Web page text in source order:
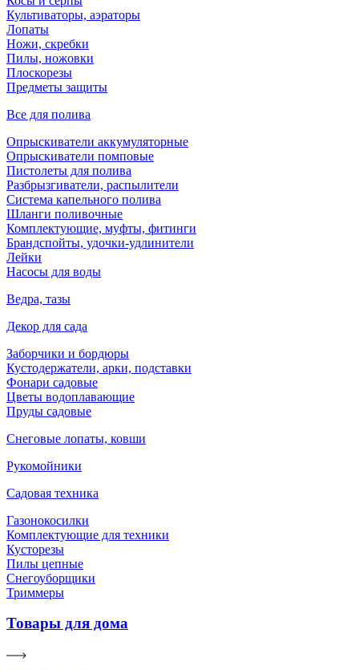
Культиваторы, аэраторы
Лопаты
Ножи, скребки
Пилы, ножовки
Плоскорезы
Предметы защиты
Все для полива
Опрыскиватели аккумуляторные
Опрыскиватели помповые
Пистолеты для полива
Разбрызгиватели, распылители
Система капельного полива
Шланги поливочные
Комплектующие, муфты, фитинги
Брандспойты, удочки-удлинители
Лейки
Насосы для воды
Ведра, тазы
Декор для сада
Заборчики и бордюры
Кустодержатели, арки, подставки
Фонари садовые
Цветы водоплавающие
Пруды садовые
Снеговые лопаты, ковши
Рукомойники
Садовая техника
Газонокосилки
Комплектующие для техники
Кусторезы
Пилы цепные
Снегоуборщики
Триммеры
Товары для дома